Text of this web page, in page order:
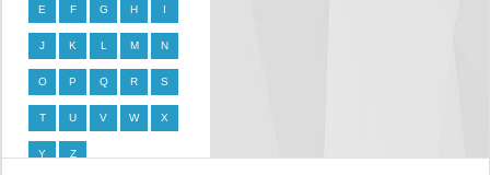
E F G H I
J K L M N
O P Q R S
T U V W X
Y Z